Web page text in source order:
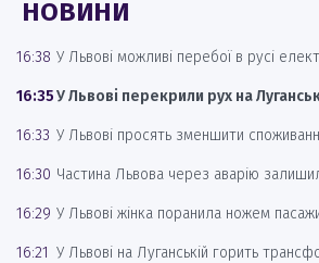
НОВИНИ
16:38 У Львові можливі перебої в русі
16:35У Львові перекрили рух на
16:33 У Львові просять зменшити
16:30 Частина Львова через аварію
16:29 У Львові жінка поранила ножем
16:21 У Львові на Луганській горить